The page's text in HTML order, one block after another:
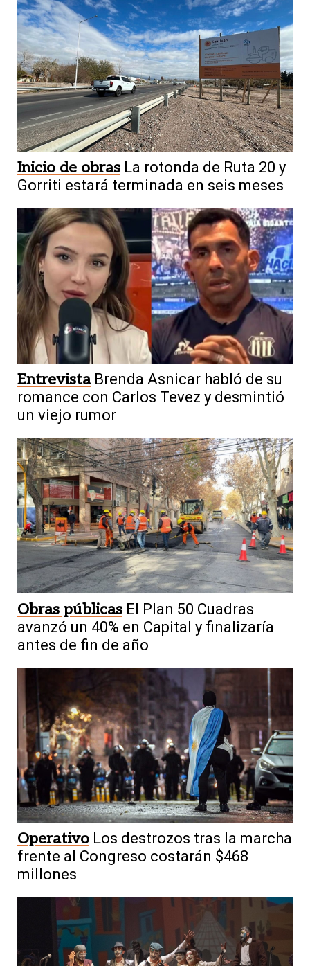
Inicio de obras La rotonda de Ruta 20 y
Gorriti estará terminada en seis meses
Entrevista Brenda Asnicar habló de su
romance con Carlos Tevez y desmintió
un viejo rumor
Obras públicas El Plan 50 Cuadras
avanzó un 40% en Capital y finalizaría
antes de fin de año
Operativo Los destrozos tras la marcha
frente al Congreso costarán $468
millones